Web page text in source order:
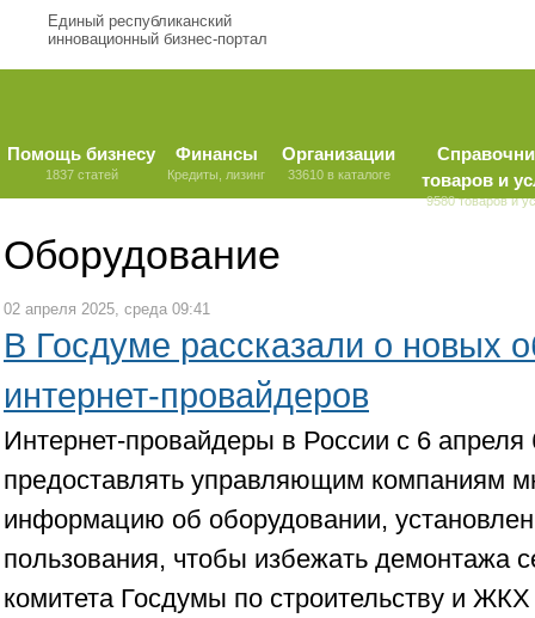
Единый республиканский
инновационный бизнес-портал
Помощь бизнесу
1837 статей
Финансы
Кредиты, лизинг
Организации
33610 в каталоге
товаров и
9580 товаров и
Оборудование
02 апреля 2025, среда 09:41
В Госдуме рассказали о новых
интернет-провайдеров
Интернет-провайдеры в России с 6 апреля
предоставлять управляющим компаниям
информацию об оборудовании,
пользования, чтобы избежать демонтажа
комитета Госдумы по строительству и